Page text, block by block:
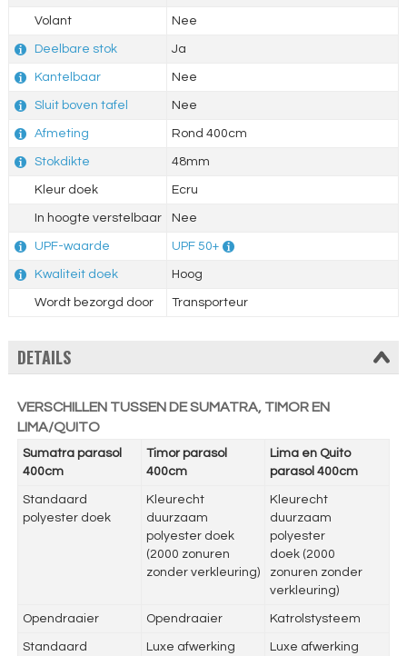
Volant Nee
Deelbare stok Ja
Kantelbaar Nee
Sluit boven tafel Nee
Afmeting Rond 400cm
Stokdikte 48mm
Kleur doek Ecru
In hoogte verstelbaar Nee
UPF-waarde UPF 50+
Kwaliteit doek Hoog
Wordt bezorgd door Transporteur
DETAILS
VERSCHILLEN TUSSEN DE SUMATRA, TIMOR EN
LIMA/QUITO
Sumatra parasol
400cm
Timor parasol
400cm
Lima en Quito
parasol 400cm
Standaard
polyester doek
Kleurecht
duurzaam
polyester doek
(2000 zonuren
zonder verkleuring)
Kleurecht
duurzaam
polyester
doek (2000
zonuren zonder
verkleuring)
Opendraaier Opendraaier Katrolstysteem
Standaard Luxe afwerking Luxe afwerking